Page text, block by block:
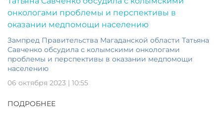
Зампред Правительства Магаданской области Татьяна
Савченко обсудила с колымскими онкологами
проблемы и перспективы в оказании медпомощи
населению
06 октября 2023 | 10:55
ПОДРОБНЕЕ